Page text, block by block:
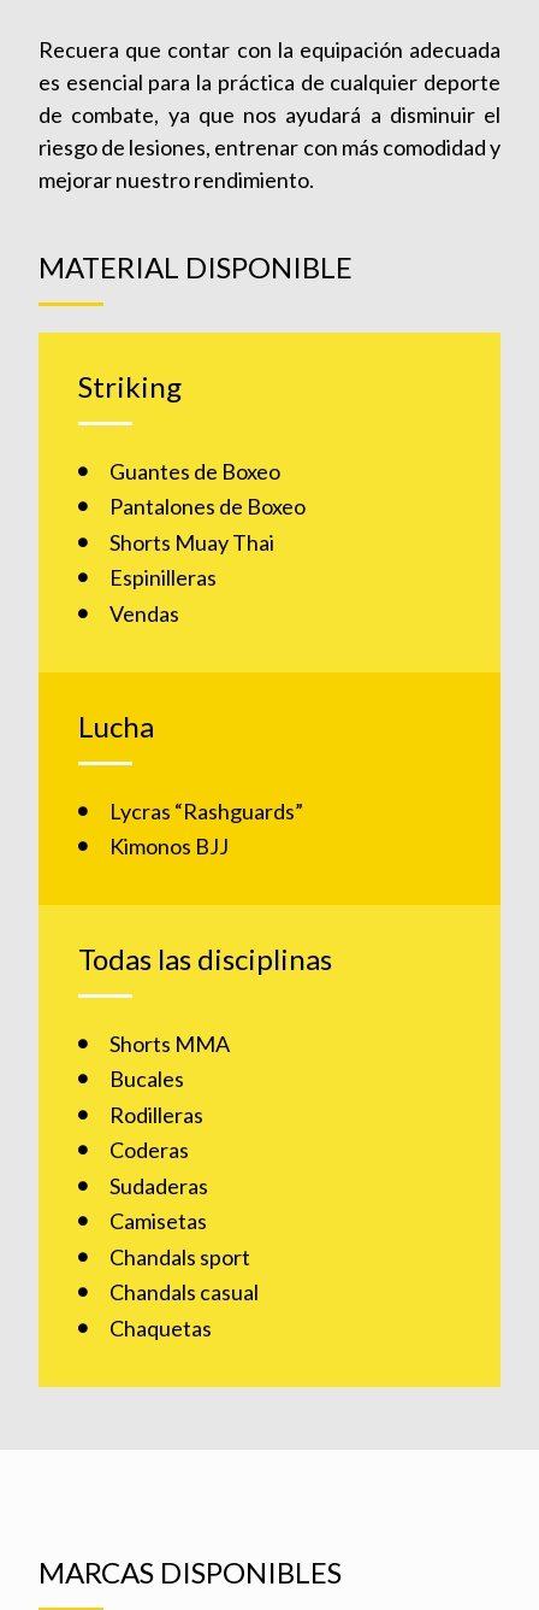
Recuera que contar con la equipación adecuada
es esencial para la práctica de cualquier deporte
de combate, ya que nos ayudará a disminuir el
riesgo de lesiones, entrenar con más comodidad y
mejorar nuestro rendimiento.
MATERIAL DISPONIBLE
Striking
Guantes de Boxeo
Pantalones de Boxeo
Shorts Muay Thai
Espinilleras
Vendas
Lucha
Lycras “Rashguards”
Kimonos BJJ
Todas las disciplinas
Shorts MMA
Bucales
Rodilleras
Coderas
Sudaderas
Camisetas
Chandals sport
Chandals casual
Chaquetas
MARCAS DISPONIBLES